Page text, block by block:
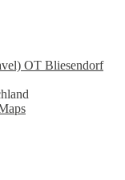
OT Bliesendorf